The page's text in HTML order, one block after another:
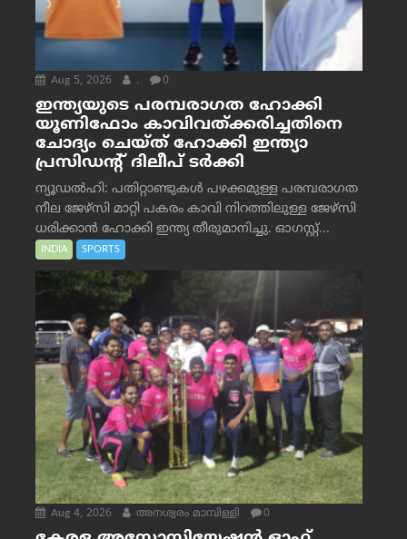
Aug 5, 2026 . 0
ഇന്ത്യയുടെ പരമ്പരാഗത ഹോക്കി
യൂണിഫോം കാവിവത്ക്കരിച്ചതിനെ
ചോദ്യം ചെയ്ത് ഹോക്കി ഇന്ത്യാ
പ്രസിഡന്റ് ദിലീപ് ടര്‍ക്കി
ന്യൂഡൽഹി: പതിറ്റാണ്ടുകൾ പഴക്കമുള്ള പരമ്പരാഗത
നീല ജേഴ്‌സി മാറ്റി പകരം കാവി നിറത്തിലുള്ള ജേഴ്‌സി
ധരിക്കാൻ ഹോക്കി ഇന്ത്യ തീരുമാനിച്ചു. ഓഗസ്റ്റ്...
INDIA SPORTS
Aug 4, 2026 അനശ്വരം മാമ്പിള്ളി 0